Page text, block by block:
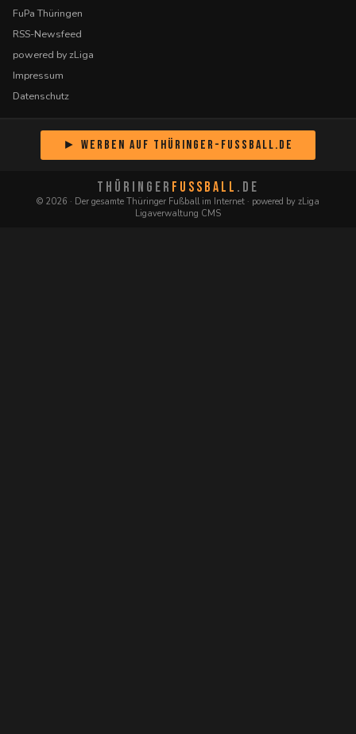
FuPa Thüringen
RSS-Newsfeed
powered by zLiga
Impressum
Datenschutz
► Werben auf Thüringer-Fussball.de
THÜRINGER FUSSBALL .DE
© 2026 · Der gesamte Thüringer Fußball im Internet · powered by zLiga
Ligaverwaltung CMS